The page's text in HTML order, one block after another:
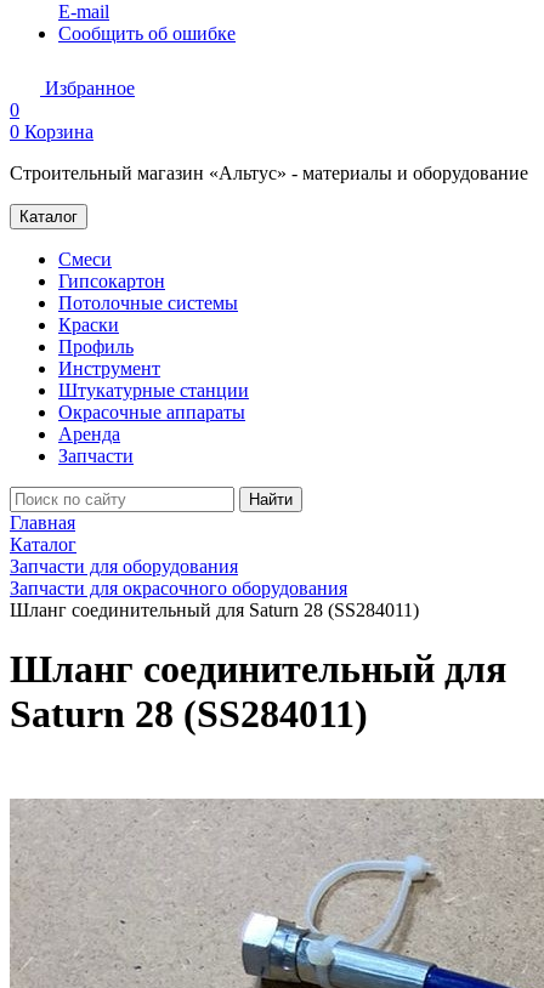
E-mail
Сообщить об ошибке
Избранное
0
0 Корзина
Строительный магазин «Альтус» - материалы и оборудование
Каталог
Смеси
Гипсокартон
Потолочные системы
Краски
Профиль
Инструмент
Штукатурные станции
Окрасочные аппараты
Аренда
Запчасти
Найти
Главная
Каталог
Запчасти для оборудования
Запчасти для окрасочного оборудования
Шланг соединительный для Saturn 28 (SS284011)
Шланг соединительный для
Saturn 28 (SS284011)